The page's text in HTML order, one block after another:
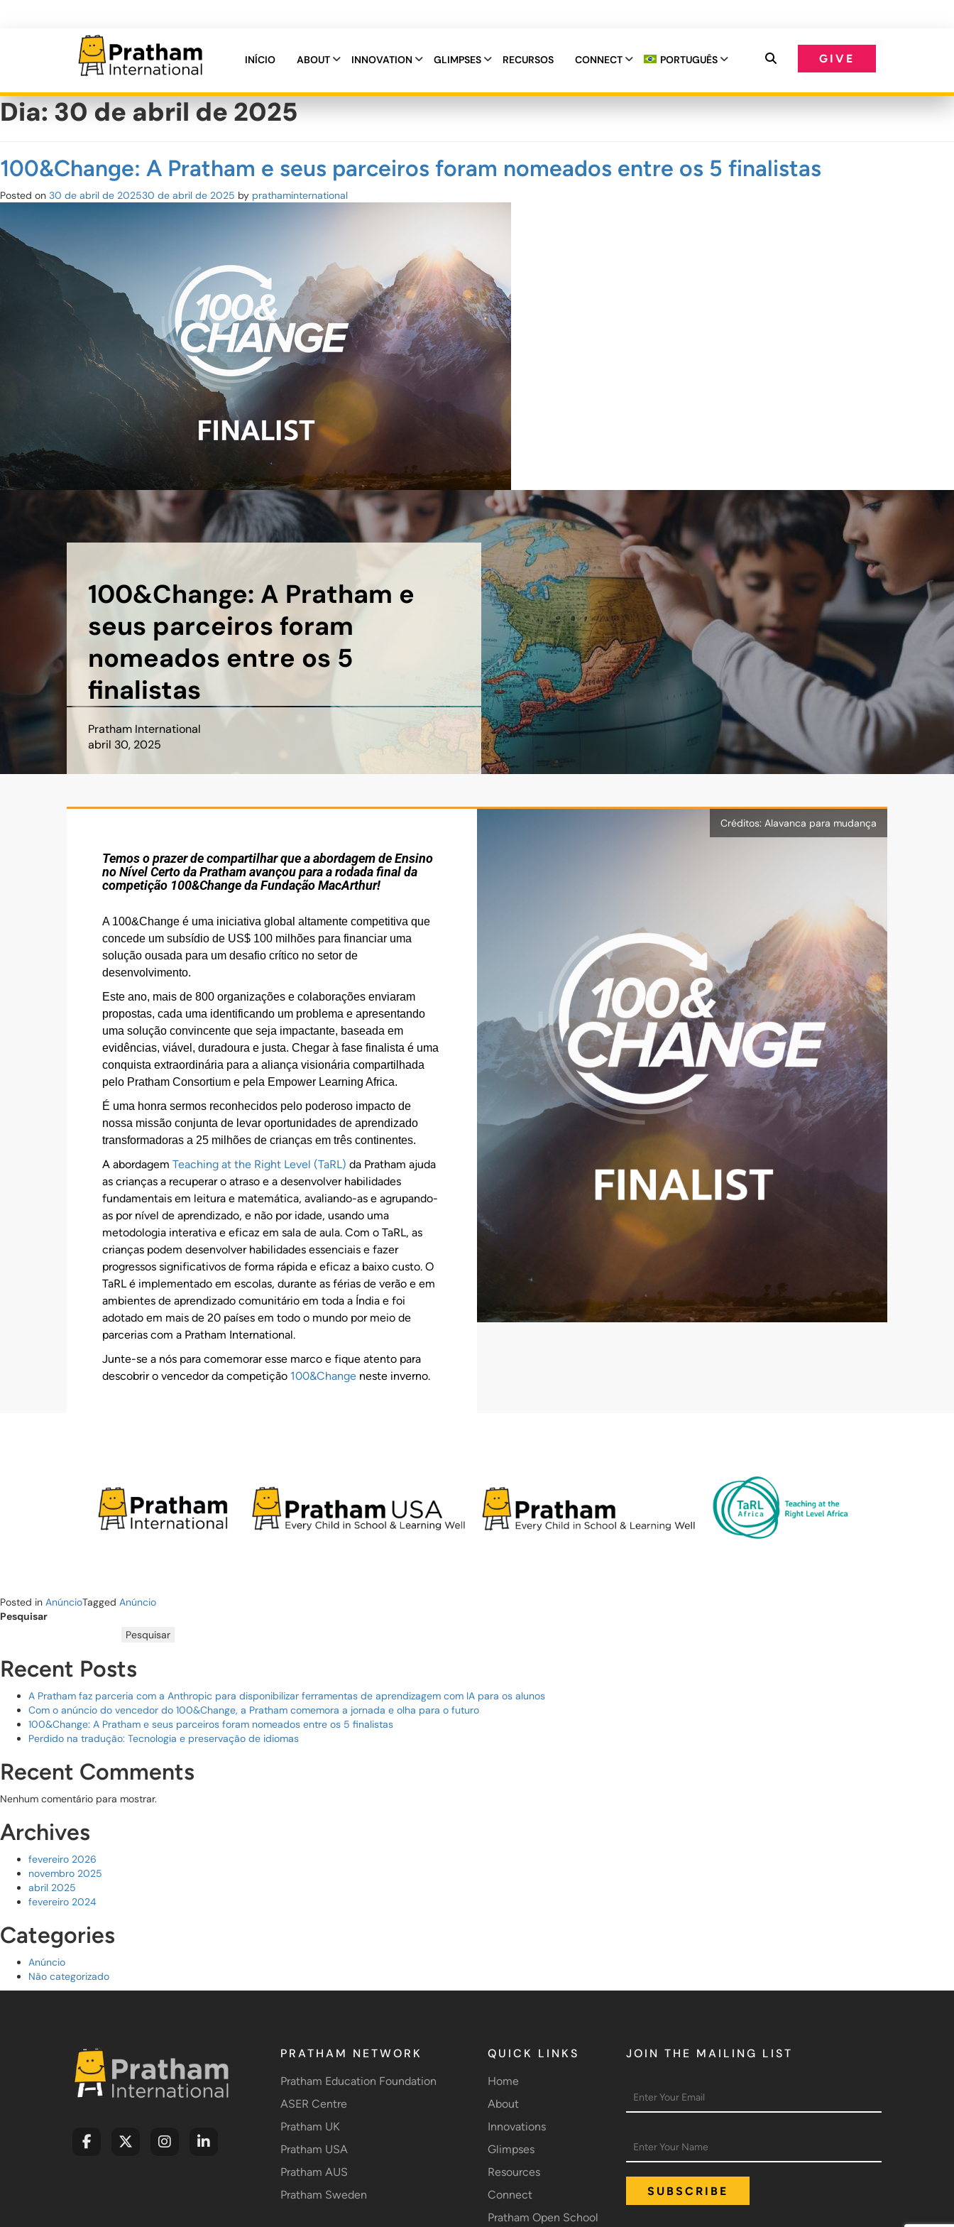
Pratham International
INÍCIO ABOUT INNOVATION GLIMPSES RECURSOS CONNECT PORTUGUÊS GIVE
Dia:30 de abril de 2025
100&Change: A Pratham e seus parceiros foram nomeados entre os 5 finalistas
Posted on 30 de abril de 202530 de abril de 2025 by prathaminternational
100&Change: A Pratham e
seus parceiros foram
nomeados entre os 5
finalistas
Pratham International
abril 30, 2025
Temos o prazer de compartilhar que a abordagem de Ensino
no Nível Certo da Pratham avançou para a rodada final da
competição 100&Change da Fundação MacArthur!
A 100&Change é uma iniciativa global altamente competitiva que
concede um subsídio de US$ 100 milhões para financiar uma
solução ousada para um desafio crítico no setor de
desenvolvimento.
Este ano, mais de 800 organizações e colaborações enviaram
propostas, cada uma identificando um problema e apresentando
uma solução convincente que seja impactante, baseada em
evidências, viável, duradoura e justa.Chegar à fase finalista é uma
conquista extraordinária para a aliança visionária compartilhada
pelo Pratham Consortium e pela Empower Learning Africa.
É uma honra sermos reconhecidos pelo poderoso impacto de
nossa missão conjunta de levar oportunidades de aprendizado
transformadoras a 25 milhões de crianças em três continentes.
A abordagemTeaching at the Right Level (TaRL) da Pratham ajuda
as crianças a recuperar o atraso e a desenvolver habilidades
fundamentais em leitura e matemática, avaliando-as e agrupando-
as por nível de aprendizado, e não por idade, usando uma
metodologia interativa e eficaz em sala de aula. Com o TaRL, as
crianças podem desenvolver habilidades essenciais e fazer
progressos significativos de forma rápida e eficaz a baixo custo. O
TaRL é implementado em escolas, durante as férias de verão e em
ambientes de aprendizado comunitário em toda a Índia e foi
adotado em mais de 20 países em todo o mundo por meio de
parcerias com a Pratham International.
Junte-se a nós para comemorar esse marco e fique atento para
descobrir o vencedor da competição 100&Change neste inverno.
Créditos: Alavanca para mudança
Posted in AnúncioTagged Anúncio
Pesquisar
Pesquisar
Recent Posts
A Pratham faz parceria com a Anthropic para disponibilizar ferramentas de aprendizagem com IA para os alunos
Com o anúncio do vencedor do 100&Change, a Pratham comemora a jornada e olha para o futuro
100&Change: A Pratham e seus parceiros foram nomeados entre os 5 finalistas
Perdido na tradução: Tecnologia e preservação de idiomas
Recent Comments
Nenhum comentário para mostrar.
Archives
fevereiro 2026
novembro 2025
abril 2025
fevereiro 2024
Categories
Anúncio
Não categorizado
PRATHAM NETWORK
Pratham Education Foundation
ASER Centre
Pratham UK
Pratham USA
Pratham AUS
Pratham Sweden
QUICK LINKS
Home
About
Innovations
Glimpses
Resources
Connect
Pratham Open School
JOIN THE MAILING LIST